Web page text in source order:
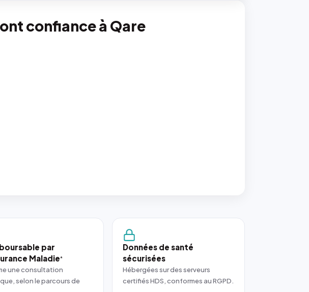
confiance à Qare
par
Maladie*
une consultation
selon le parcours de
Données de santé
sécurisées
Hébergées sur des serveurs
certifiés HDS, conformes au RGPD.